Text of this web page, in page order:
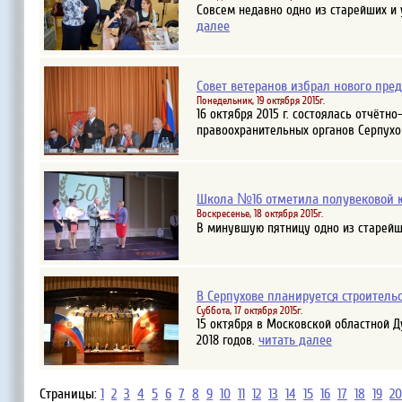
Совсем недавно одно из старейших
далее
Совет ветеранов избрал нового
Понедельник, 19 октября 2015г.
16 октября 2015 г. состоялась
правоохранительных органов
Школа №16 отметила полувековой
Воскресенье, 18 октября 2015г.
В минувшую пятницу одно из
В Серпухове планируется
Суббота, 17 октября 2015г.
15 октября в Московской
2018 годов. читать далее
Страницы: 1 2 3 4 5 6 7 8 9 10 11 12 13 14 15 16 17 18 19 20